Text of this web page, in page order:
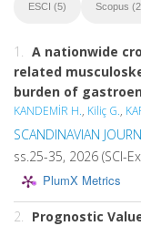
ESCI (5) Scopus
1. A nationwide
related
burden of
KANDEMİR H., Kiliç G.,
SCANDINAVIAN
ss.25-35, 2026 (SCI-
PlumX Metrics
2. Prognostic